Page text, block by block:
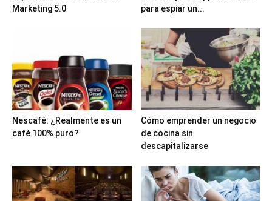
Marketing 5.0
para espiar un...
Nescafé: ¿Realmente es un
café 100% puro?
Cómo emprender un negocio
de cocina sin
descapitalizarse